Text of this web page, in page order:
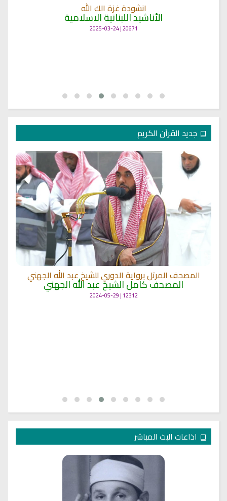
انشودة غزة الك الله
الأناشيد اللبنانية الاسلامية
20671 | 2025-03-24
جديد القرآن الكريم
المصحف المرتل برواية الدوري للشيخ عبد الله الجهني
المصحف كامل الشيخ عبد الله الجهني
12312 | 2024-05-29
اذاعات البث المباشر